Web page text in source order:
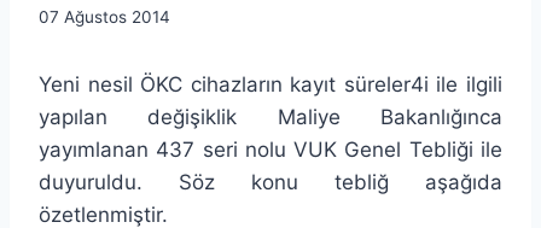
By
07 Ağustos 2014
Yeni nesil ÖKC cihazların kayıt süreler4i ile ilgili
yapılan değişiklik Maliye Bakanlığınca
yayımlanan 437 seri nolu VUK Genel Tebliği ile
duyuruldu. Söz konu tebliğ aşağıda
özetlenmiştir.